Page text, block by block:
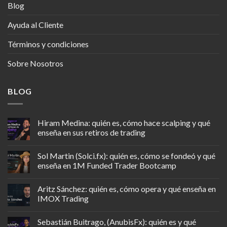
Blog
Ayuda al Cliente
Términos y condiciones
Sobre Nosotros
BLOG
Hiram Medina: quién es, cómo hace scalping y qué
enseña en sus retiros de trading
Sol Martin (Solci.fx): quién es, cómo se fondeó y qué
enseña en 1M Funded Trader Bootcamp
Aritz Sánchez: quién es, cómo opera y qué enseña en
IMOX Trading
Sebastián Buitrago, (AnubisFx): quién es y qué